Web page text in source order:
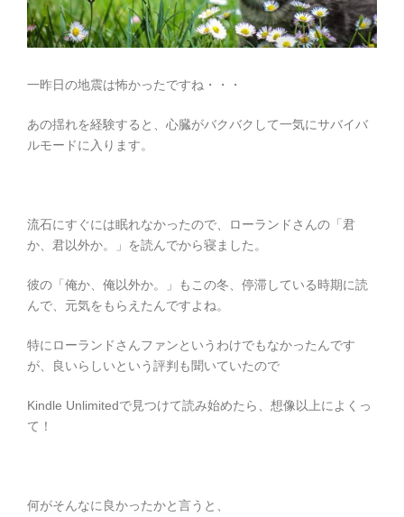
一昨日の地震は怖かったですね・・・
あの揺れを経験すると、心臓がバクバクして一気にサバイバ
ルモードに入ります。
流石にすぐには眠れなかったので、ローランドさんの「君
か、君以外か。」を読んでから寝ました。
彼の「俺か、俺以外か。」もこの冬、停滞している時期に読
んで、元気をもらえたんですよね。
特にローランドさんファンというわけでもなかったんです
が、良いらしいという評判も聞いていたので
Kindle Unlimitedで見つけて読み始めたら、想像以上によくっ
て！
何がそんなに良かったかと言うと、